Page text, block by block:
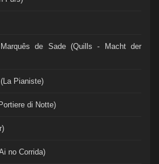
de Sade (Quills - Macht der
Pianiste)
di Notte)
no Corrida)